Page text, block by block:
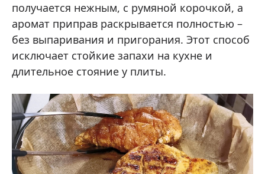
получается нежным, с румяной корочкой, а
аромат приправ раскрывается полностью –
без выпаривания и пригорания. Этот способ
исключает стойкие запахи на кухне и
длительное стояние у плиты.